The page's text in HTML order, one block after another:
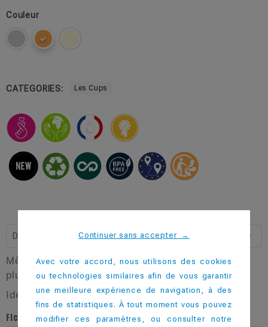
Couleur
CATEGORIES: Les Cups
Description
Même contenance que le CUP 45, ce gobelet est
plus bas et plus évasé.
Idéal pour les Mojitos.
Fiche technique
Continuer sans accepter →
Avec votre accord, nous utilisons des cookies
ou technologies similaires afin de vous garantir
une meilleure expérience de navigation, à des
fins de statistiques. À tout moment vous pouvez
modifier ces paramètres, ou consulter notre